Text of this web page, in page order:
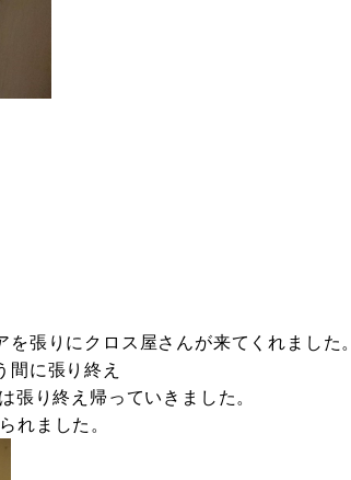
張りにクロス屋さんが来てくれました。
に張り終え
張り終え帰っていきました。
れました。